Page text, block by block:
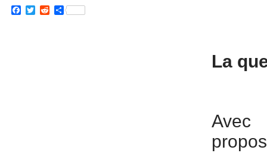
Facebook
TwitterRedditPartager
La
Avec